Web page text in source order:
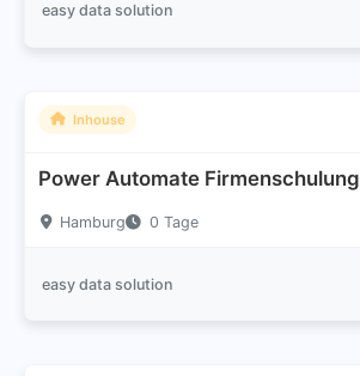
easy data solution
Inhouse
Power Automate Firmenschulung
Hamburg 0 Tage
easy data solution